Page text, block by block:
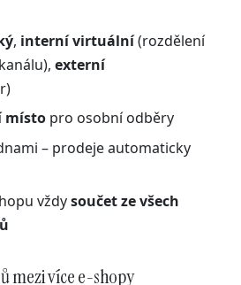
, interní virtuální(rozdělení
externí
místo pro osobní odběry
– prodeje automaticky
vždysoučet ze všech
mezi více e-shopy